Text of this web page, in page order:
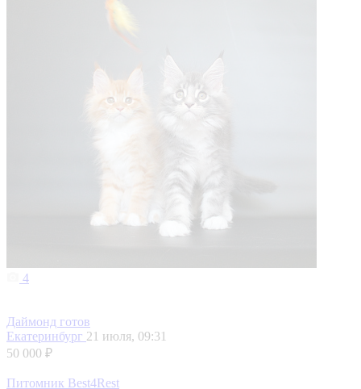
4
Даймонд готов
Екатеринбург 21 июля, 09:31
50 000 ₽
Питомник Best4Rest